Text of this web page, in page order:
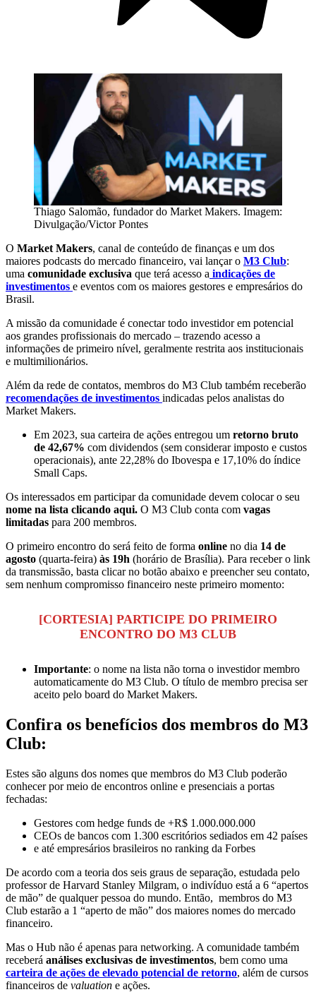
Thiago Salomão, fundador do Market Makers. Imagem:
Divulgação/Victor Pontes
O Market Makers, canal de conteúdo de finanças e um dos
maiores podcasts do mercado financeiro, vai lançar o M3 Club:
uma comunidade exclusiva que terá acesso a indicações de
investimentos e eventos com os maiores gestores e empresários do
Brasil.
A missão da comunidade é conectar todo investidor em potencial
aos grandes profissionais do mercado – trazendo acesso a
informações de primeiro nível, geralmente restrita aos institucionais
e multimilionários.
Além da rede de contatos, membros do M3 Club também receberão
recomendações de investimentos indicadas pelos analistas do
Market Makers.
Em 2023, sua carteira de ações entregou um retorno bruto
de 42,67% com dividendos (sem considerar imposto e custos
operacionais), ante 22,28% do Ibovespa e 17,10% do índice
Small Caps.
Os interessados em participar da comunidade devem colocar o seu
nome na lista clicando aqui. O M3 Club conta com vagas
limitadas para 200 membros.
O primeiro encontro do será feito de forma online no dia 14 de
agosto (quarta-feira) às 19h (horário de Brasília). Para receber o link
da transmissão, basta clicar no botão abaixo e preencher seu contato,
sem nenhum compromisso financeiro neste primeiro momento:
[CORTESIA] PARTICIPE DO PRIMEIRO
ENCONTRO DO M3 CLUB
Importante: o nome na lista não torna o investidor membro
automaticamente do M3 Club. O título de membro precisa ser
aceito pelo board do Market Makers.
Confira os benefícios dos membros do M3
Club:
Estes são alguns dos nomes que membros do M3 Club poderão
conhecer por meio de encontros online e presenciais a portas
fechadas:
Gestores com hedge funds de +R$ 1.000.000.000
CEOs de bancos com 1.300 escritórios sediados em 42 países
e até empresários brasileiros no ranking da Forbes
De acordo com a teoria dos seis graus de separação, estudada pelo
professor de Harvard Stanley Milgram, o indivíduo está a 6 “apertos
de mão” de qualquer pessoa do mundo. Então, membros do M3
Club estarão a 1 “aperto de mão” dos maiores nomes do mercado
financeiro.
Mas o Hub não é apenas para networking. A comunidade também
receberá análises exclusivas de investimentos, bem como uma
carteira de ações de elevado potencial de retorno, além de cursos
financeiros de valuation e ações.